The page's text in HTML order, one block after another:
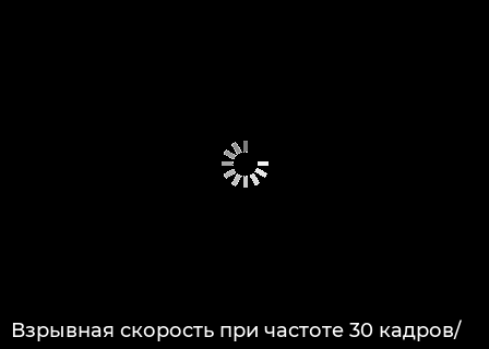
Взрывная скорость при частоте 30 кадров/